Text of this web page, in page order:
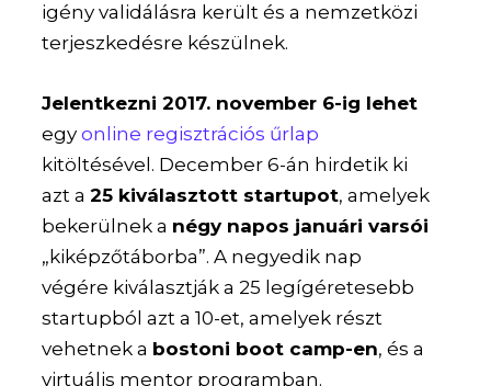
igény validálásra került és a nemzetközi
terjeszkedésre készülnek.
Jelentkezni 2017. november 6-ig lehet
egyonline regisztrációs űrlap
kitöltésével. December 6-án hirdetik ki
azt a25 kiválasztott startupot, amelyek
bekerülnek a négy napos januári varsói
„kiképzőtáborba”. A negyedik nap
végére kiválasztják a 25 legígéretesebb
startupból azt a 10-et, amelyek részt
vehetnek a bostoni boot camp-en, és a
virtuális mentor programban.